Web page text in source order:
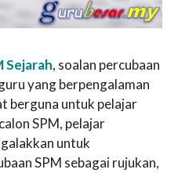
Sejarah, soalan percubaan
yang berpengalaman
berguna untuk pelajar
SPM, pelajar
untuk
SPM sebagai rujukan,